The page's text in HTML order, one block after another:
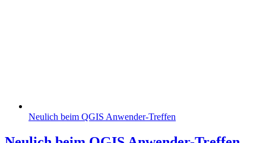
Neulich beim QGIS Anwender-Treffen